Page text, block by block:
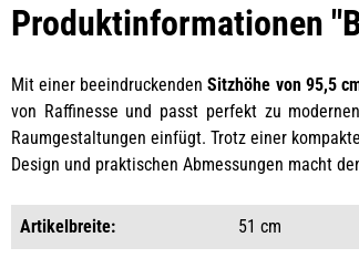
Produktinformationen
Mit einer beeindruckendenSitzhöhe von 95,5
von Raffinesse und passt perfekt zu
Raumgestaltungen einfügt. Trotz einer
Design und praktischen Abmessungen macht
Artikelbreite: 51 cm